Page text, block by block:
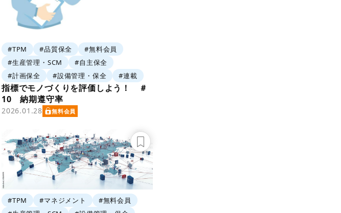
#TPM #品質保全
#無料会員
#生産管理・SCM
#自主保全
#計画保全
#設備管理・保全 #連載
指標でモノづくりを評価しよう！ ＃
10 納期遵守率
2026.01.28 無料会員
#TPM #マネジメント
#無料会員